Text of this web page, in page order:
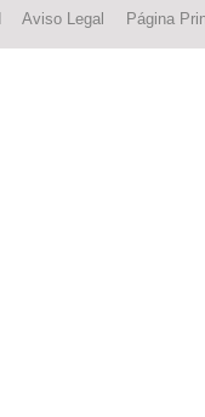
Aviso Legal Página